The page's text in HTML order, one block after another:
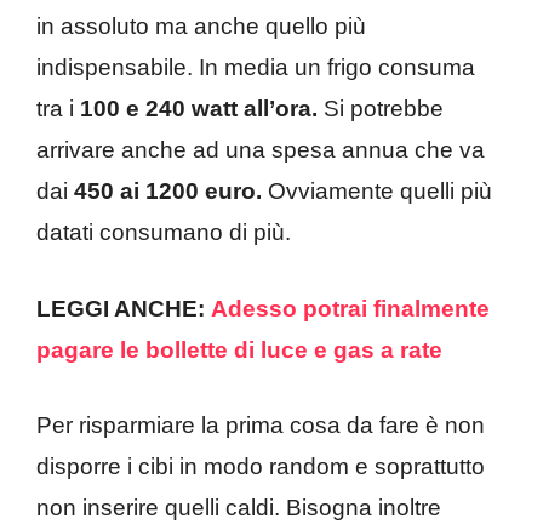
in assoluto ma anche quello più
indispensabile. In media un frigo consuma
tra i 100 e 240 watt all’ora. Si potrebbe
arrivare anche ad una spesa annua che va
dai 450 ai 1200 euro. Ovviamente quelli più
datati consumano di più.
LEGGI ANCHE: Adesso potrai finalmente
pagare le bollette di luce e gas a rate
Per risparmiare la prima cosa da fare è non
disporre i cibi in modo random e soprattutto
non inserire quelli caldi. Bisogna inoltre